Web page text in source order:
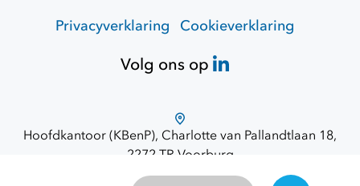
Privacyverklaring Cookieverklaring
Volg ons op
Hoofdkantoor (KBenP), Charlotte van Pallandtlaan 18,
2272 TR Voorburg
Route via Google Maps